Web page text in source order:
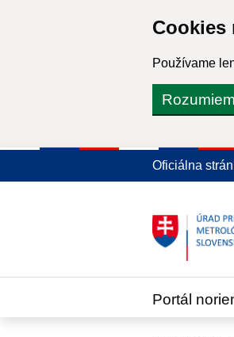
Cookies
Používame
Rozumiem
Oficiálna
Portál